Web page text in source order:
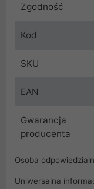
Zgodność
Kod
SKU
EAN
Gwarancja
producenta
Osoba
Uniwersalna